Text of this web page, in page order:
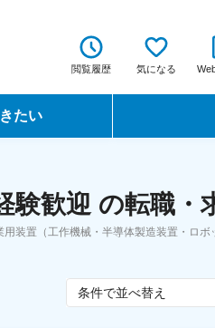
閲覧履歴 気になる
たい
転職フェア
験歓迎 の転職・
装置（工作機械・半導体製造装置・ロ
条件で並べ替え